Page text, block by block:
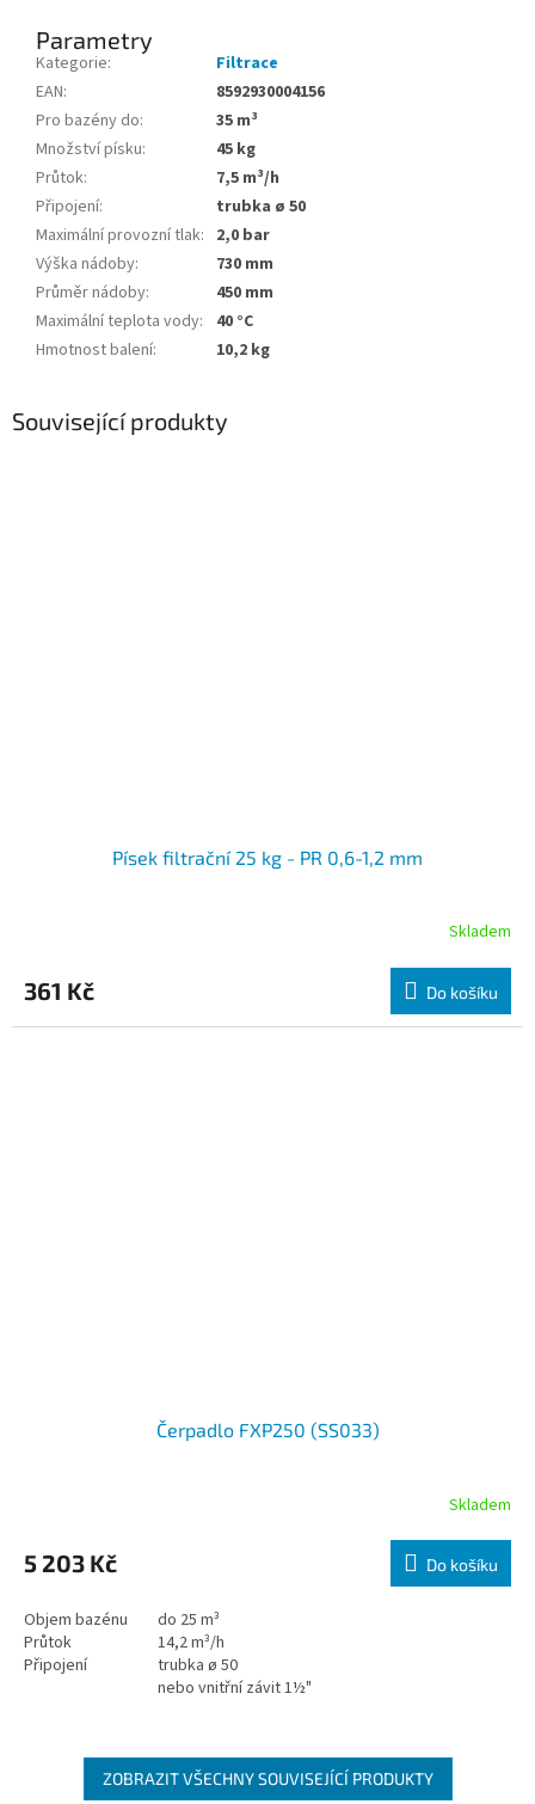
Parametry
Kategorie:
Filtrace
EAN:
8592930004156
Pro bazény do:
35 m³
Množství písku:
45 kg
Průtok:
7,5 m³/h
Připojení:
trubka ø 50
Maximální provozní tlak: 2,0 bar
Výška nádoby:
730 mm
Průměr nádoby:
450 mm
Maximální teplota vody:
40 °C
Hmotnost balení: 10,2 kg
Související produkty
Písek filtrační 25 kg - PR 0,6-1,2 mm
Skladem
361 Kč Do košíku
Čerpadlo FXP250 (SS033)
Skladem
5 203 Kč Do košíku
Objem bazénu
do 25 m³
Průtok
14,2 m³/h
Připojení
trubka ø 50
nebo vnitřní závit 1½"
ZOBRAZIT VŠECHNY SOUVISEJÍCÍ PRODUKTY